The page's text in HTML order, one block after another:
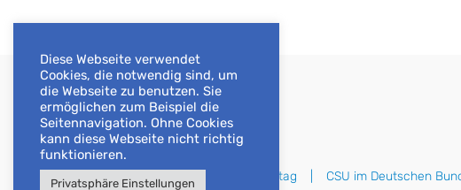
Deutscher Bundestag CSU im Deutschen
Diese Webseite verwendet
Cookies, die notwendig sind, um
die Webseite zu benutzen. Sie
ermöglichen zum Beispiel die
Seitennavigation. Ohne Cookies
kann diese Webseite nicht richtig
funktionieren.
Privatsphäre Einstellungen